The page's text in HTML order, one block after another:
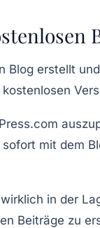
Blog erstellt
mit dem
in der
Beiträge zu